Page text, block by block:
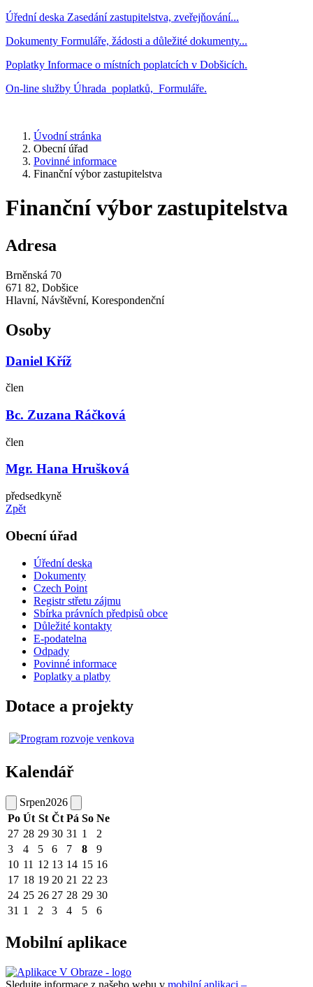
Úřední deska Zasedání zastupitelstva, zveřejňování...
Dokumenty Formuláře, žádosti a důležité dokumenty...
Poplatky Informace o místních poplatcích v Dobšicích.
On-line služby Úhrada poplatků, Formuláře.
Úvodní stránka
Obecní úřad
Povinné informace
Finanční výbor zastupitelstva
Finanční výbor zastupitelstva
Adresa
Brněnská 70
671 82, Dobšice
Hlavní, Návštěvní, Korespondenční
Osoby
Daniel Kříž
člen
Bc. Zuzana Ráčková
člen
Mgr. Hana Hrušková
předsedkyně
Zpět
Obecní úřad
Úřední deska
Dokumenty
Czech Point
Registr střetu zájmu
Sbírka právních předpisů obce
Důležité kontakty
E-podatelna
Odpady
Povinné informace
Poplatky a platby
Dotace a projekty
Kalendář
Srpen2026
Po Út St Čt Pá So Ne
27 28 29 30 31 1
2
3
4 5 6 7 8
9
10 11 12 13 14 15 16
17 18 19 20 21 22 23
24 25 26 27 28 29 30
31 1 2 3 4 5 6
Mobilní aplikace
Sledujte informace z našeho webu v mobilní aplikaci –